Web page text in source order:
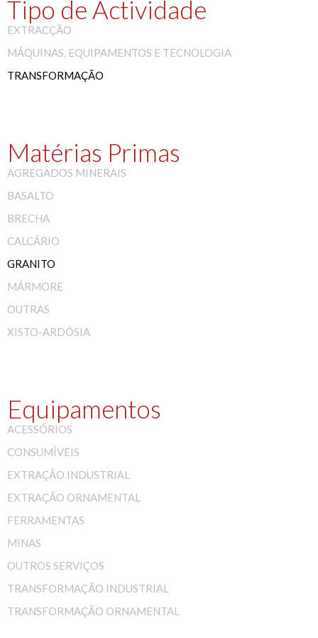
Tipo de Actividade
EXTRACÇÃO
MÁQUINAS, EQUIPAMENTOS E TECNOLOGIA
TRANSFORMAÇÃO
Matérias Primas
AGREGADOS MINERAIS
BASALTO
BRECHA
CALCÁRIO
GRANITO
MÁRMORE
OUTRAS
XISTO-ARDÓSIA
Equipamentos
ACESSÓRIOS
CONSUMÍVEIS
EXTRAÇÃO INDUSTRIAL
EXTRAÇÃO ORNAMENTAL
FERRAMENTAS
MINAS
OUTROS SERVIÇOS
TRANSFORMAÇÃO INDUSTRIAL
TRANSFORMAÇÃO ORNAMENTAL